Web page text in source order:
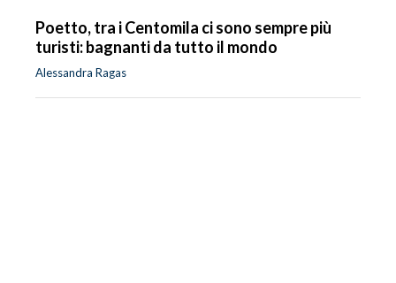
Poetto, tra i Centomila ci sono sempre più
turisti: bagnanti da tutto il mondo
Alessandra Ragas